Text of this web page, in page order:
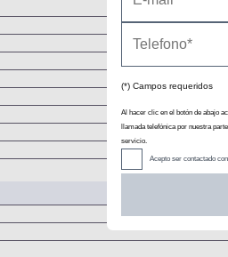
(*) Campos requeridos
Al hacer clic en el botón de abajo
llamada telefónica por nuestra
servicio.
Acepto ser contactado